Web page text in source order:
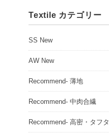
Textile カテゴリー
SS New
AW New
Recommend- 薄地
Recommend- 中肉合繊
Recommend- 高密・タフタ